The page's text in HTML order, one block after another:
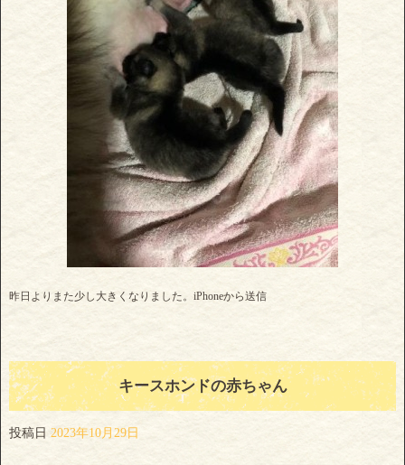
昨日よりまた少し大きくなりました。iPhoneから送信
キースホンドの赤ちゃん
投稿日 2023年10月29日